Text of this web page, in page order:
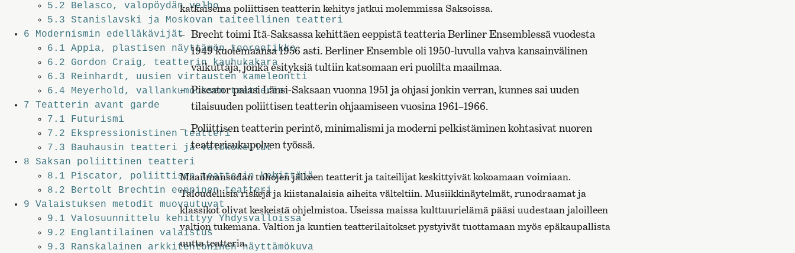
5.2 Belasco, valopöydän velho
5.3 Stanislavski ja Moskovan taiteellinen teatteri
6 Modernismin edelläkävijät
6.1 Appia, plastisen näyttämön teoreetikko
6.2 Gordon Craig, teatterin kauhukakara
6.3 Reinhardt, uusien virtausten kameleontti
6.4 Meyerhold, vallankumouksen teatteria
7 Teatterin avant garde
7.1 Futurismi
7.2 Ekspressionistinen teatteri
7.3 Bauhausin teatteri ja valokokeilut
8 Saksan poliittinen teatteri
8.1 Piscator, poliittisen teatterin kehittäjä
8.2 Bertolt Brechtin eeppinen teatteri
9 Valaistuksen metodit muovautuvat
9.1 Valosuunnittelu kehittyy Yhdysvalloissa
9.2 Englantilainen valaistus
9.3 Ranskalainen arkkitehtoninen näyttämökuva
katkaisema poliittisen teatterin kehitys jatkui molemmissa Saksoissa.
Brecht toimi Itä-Saksassa kehittäen eeppistä teatteria Berliner Ensemblessä vuodesta
1949 kuolemaansa 1956 asti. Berliner Ensemble oli 1950-luvulla vahva kansainvälinen
vaikuttaja, jonka esityksiä tultiin katsomaan eri puolilta maailmaa.
Piscator palasi Länsi-Saksaan vuonna 1951 ja ohjasi jonkin verran, kunnes sai uuden
tilaisuuden poliittisen teatterin ohjaamiseen vuosina 1961–1966.
Poliittisen teatterin perintö, minimalismi ja moderni pelkistäminen kohtasivat nuoren
teatterisukupolven työssä.
Maailmansodan tuhojen jälkeen teatterit ja taiteilijat keskittyivät kokoamaan voimiaan.
Taloudellisia riskejä ja kiistanalaisia aiheita välteltiin. Musiikkinäytelmät, runodraamat ja
klassikot olivat keskeistä ohjelmistoa. Useissa maissa kulttuurielämä pääsi uudestaan jaloilleen
valtion tukemana. Valtion ja kuntien teatterilaitokset pystyivät tuottamaan myös epäkaupallista
uutta teatteria.